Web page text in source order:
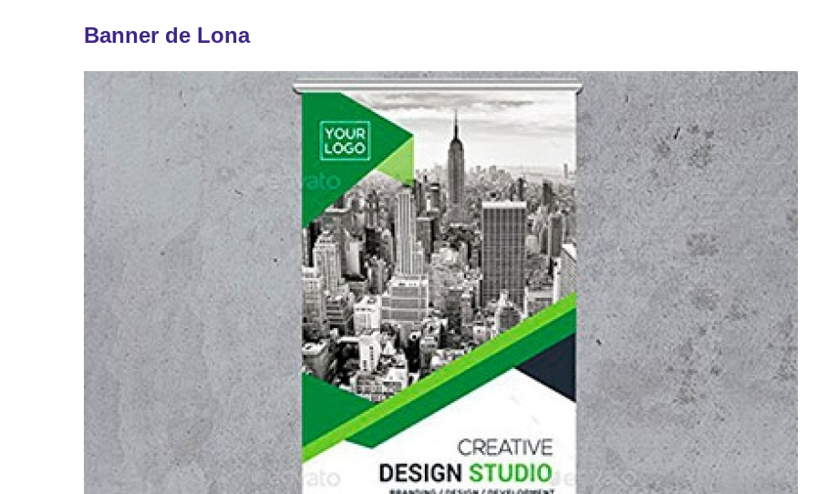
Crachá
Crachá
Crachá
Crachá
Crachá Personalizado Pvc Santa
Crachás
Crachás Personalizados para
Impressora Datacard
Impressora de Crachá
Impressora de Etiquetas Argox
Impressora Zebra
Porta Crachá Conjugado
Porta Crachá Plástico
Banner de Lona